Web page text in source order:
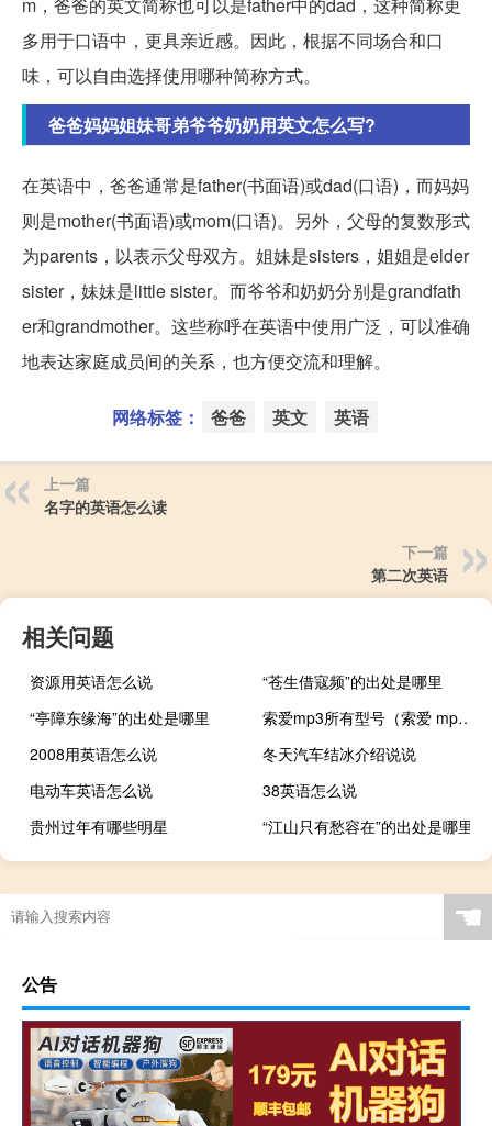
多用于口语中，更具亲近感。因此，根据不同场合和口
味，可以自由选择使用哪种简称方式。
爸爸妈妈姐妹哥弟爷爷奶奶用英文怎么写?
在英语中，爸爸通常是father(书面语)或dad(口语)，而妈妈
则是mother(书面语)或mom(口语)。另外，父母的复数形式
为parents，以表示父母双方。姐妹是sisters，姐姐是elder
sister，妹妹是little sister。而爷爷和奶奶分别是grandfath
er和grandmother。这些称呼在英语中使用广泛，可以准确
地表达家庭成员间的关系，也方便交流和理解。
网络标签： 爸爸 英文 英语
上一篇
名字的英语怎么读
下一篇
第二次英语
相关问题
资源用英语怎么说
“苍生借寇频”的出处是哪里
“亭障东缘海”的出处是哪里
索爱mp3所有型号（索爱 mp3）
2008用英语怎么说
冬天汽车结冰介绍说说
电动车英语怎么说
38英语怎么说
贵州过年有哪些明星
“江山只有愁容在”的出处是哪里
☚
公告